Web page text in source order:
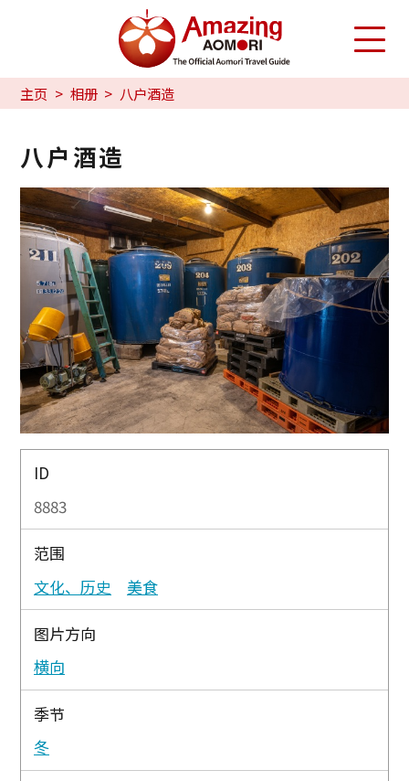
主页 相册 八户酒造
八户酒造
ID
8883
范围
文化、历史
美食
图片方向
横向
季节
冬